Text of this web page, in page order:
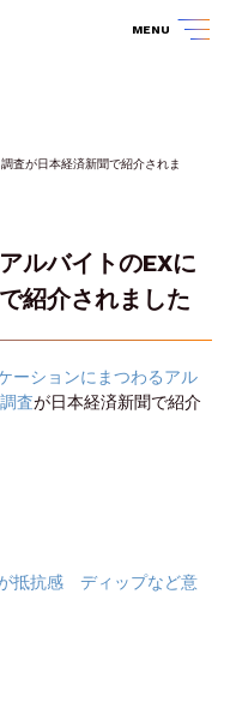
MENU
査が日本経済新聞で紹介されま
ルバイトのEXに
紹介されました
ーションにまつわるアル
査が日本経済新聞で紹介
抵抗感 ディップなど意